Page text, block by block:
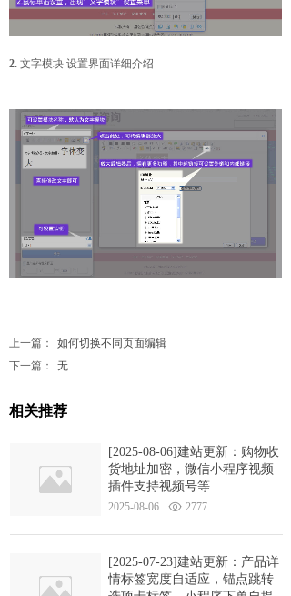
2. 文字模块 设置界面详细介绍
上一篇：
如何切换不同页面编辑
下一篇：
无
相关推荐
[2025-08-06]建站更新：购物收
货地址加密，微信小程序视频
插件支持视频号等
2025-08-06 2777
[2025-07-23]建站更新：产品详
情标签宽度自适应，锚点跳转